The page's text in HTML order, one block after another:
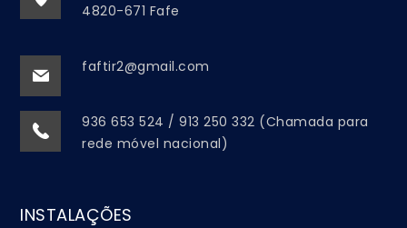
4820-671 Fafe
faftir2@gmail.com
936 653 524 / 913 250 332 (Chamada para
rede móvel nacional)
INSTALAÇÕES